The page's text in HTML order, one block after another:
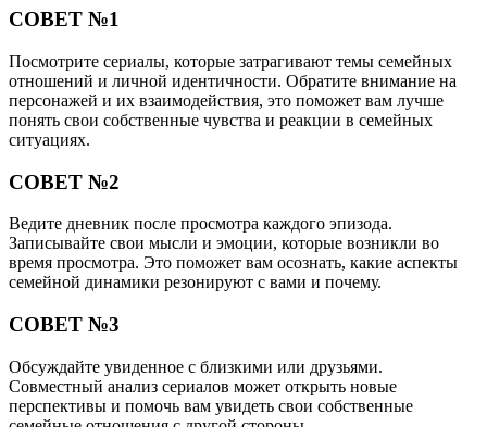
СОВЕТ №1
Посмотрите сериалы, которые затрагивают темы семейных
отношений и личной идентичности. Обратите внимание на
персонажей и их взаимодействия, это поможет вам лучше
понять свои собственные чувства и реакции в семейных
ситуациях.
СОВЕТ №2
Ведите дневник после просмотра каждого эпизода.
Записывайте свои мысли и эмоции, которые возникли во
время просмотра. Это поможет вам осознать, какие аспекты
семейной динамики резонируют с вами и почему.
СОВЕТ №3
Обсуждайте увиденное с близкими или друзьями.
Совместный анализ сериалов может открыть новые
перспективы и помочь вам увидеть свои собственные